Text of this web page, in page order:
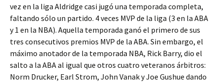
vez en la liga Aldridge casi jugó una temporada completa,
faltando sólo un partido. 4 veces MVP de la liga (3 en la ABA
y 1 en la NBA). Aquella temporada ganó el primero de sus
tres consecutivos premios MVP de la ABA. Sin embargo, el
máximo anotador de la temporada NBA, Rick Barry, dio el
salto a la ABA al igual que otros cuatro veteranos árbitros:
Norm Drucker, Earl Strom, John Vanak y Joe Gushue dando